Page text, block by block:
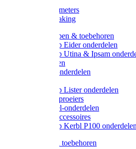
Wegers en meters
Video bewaking
Weidepompen & toebehoren
Weidepomp Eider onderdelen
Weidepomp Utina & Ipsam
Drinkbakken
Drinkbak onderdelen
Weidepomp Lister onderdelen
Nippels / Sproeiers
Drinknippel-onderdelen
Drinkbak accessoires
Weidepomp Kerbl P100 onderdelen
Oormerken toebehoren